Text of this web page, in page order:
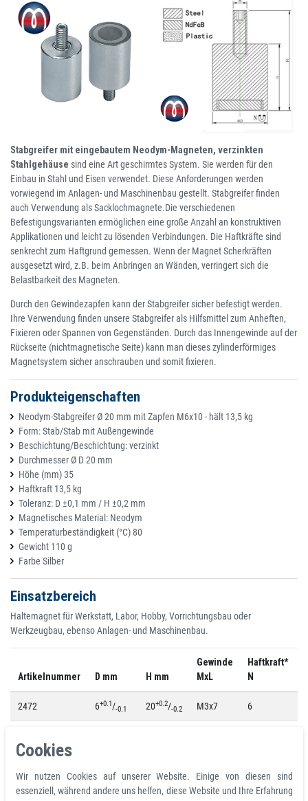
Stabgreifer mit eingebautem Neodym-Magneten, verzinkten
Stahlgehäuse sind eine Art geschirmtes System. Sie werden für den
Einbau in Stahl und Eisen verwendet. Diese Anforderungen werden
vorwiegend im Anlagen- und Maschinenbau gestellt. Stabgreifer finden
auch Verwendung als Sacklochmagnete.Die verschiedenen
Befestigungsvarianten ermöglichen eine große Anzahl an konstruktiven
Applikationen und leicht zu lösenden Verbindungen. Die Haftkräfte sind
senkrecht zum Haftgrund gemessen. Wenn der Magnet Scherkräften
ausgesetzt wird, z.B. beim Anbringen an Wänden, verringert sich die
Belastbarkeit des Magneten.
Durch den Gewindezapfen kann der Stabgreifer sicher befestigt werden.
Ihre Verwendung finden unsere Stabgreifer als Hilfsmittel zum Anheften,
Fixieren oder Spannen von Gegenständen. Durch das Innengewinde auf der
Rückseite (nichtmagnetische Seite) kann man dieses zylinderförmiges
Magnetsystem sicher anschrauben und somit fixieren.
Produkteigenschaften
Neodym-Stabgreifer Ø 20 mm mit Zapfen M6x10 - hält 13,5 kg
Form: Stab/Stab mit Außengewinde
Beschichtung/Beschichtung: verzinkt
Durchmesser Ø D 20 mm
Höhe (mm) 35
Haftkraft 13,5 kg
Toleranz: D ±0,1 mm / H ±0,2 mm
Magnetisches Material: Neodym
Temperaturbeständigkeit (°C) 80
Gewicht 110 g
Farbe Silber
Einsatzbereich
Haltemagnet für Werkstatt, Labor, Hobby, Vorrichtungsbau oder
Werkzeugbau, ebenso Anlagen- und Maschinenbau.
Artikelnummer D mm H mm
Gewinde
MxL
Haftkraft*
N
2472 6+0.1/-0.1 20+0.2/-0.2 M3x7 6
2475 13+0.1/ -0.1 20+0.2/-0.2 M4x8 60
Cookies
Wir nutzen Cookies auf unserer Website. Einige von diesen sind
essenziell, während andere uns helfen, diese Website und Ihre Erfahrung